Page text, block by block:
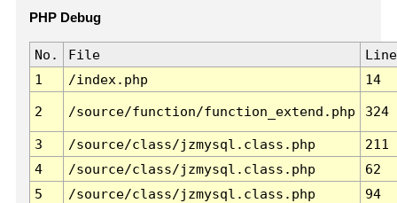
PHP Debug
No. File
Line
1
/index.php 14
2 /source/function/function_extend.php 324
3 /source/class/jzmysql.class.php
211
4
/source/class/jzmysql.class.php
62
5
/source/class/jzmysql.class.php
94